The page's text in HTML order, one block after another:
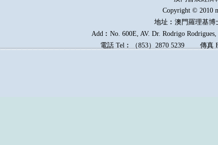
Copyright © 2010
地址︰澳門羅理基博
Add︰No. 600E, AV. Dr. Rodrigo
電話 Tel︰（853）2870 5239傳真